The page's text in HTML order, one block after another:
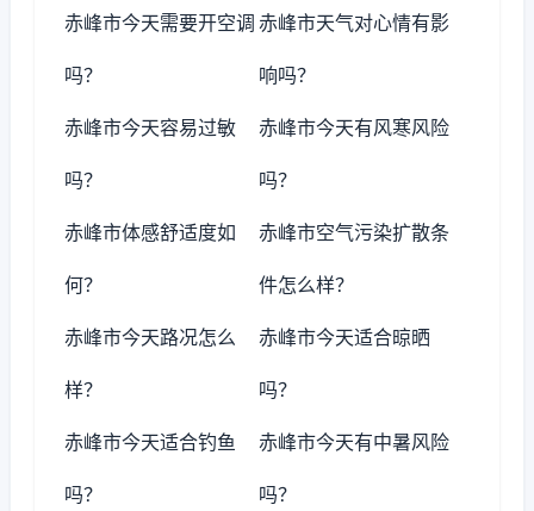
赤峰市今天需要开空调
吗？
赤峰市天气对心情有影
响吗？
赤峰市今天容易过敏
吗？
赤峰市今天有风寒风险
吗？
赤峰市体感舒适度如
何？
赤峰市空气污染扩散条
件怎么样？
赤峰市今天路况怎么
样？
赤峰市今天适合晾晒
吗？
赤峰市今天适合钓鱼
吗？
赤峰市今天有中暑风险
吗？